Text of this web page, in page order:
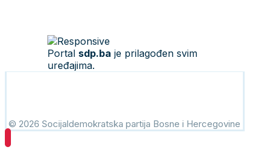
Portal sdp.ba je prilagođen svim
uređajima.
© 2026 Socijaldemokratska partija Bosne i Hercegovine